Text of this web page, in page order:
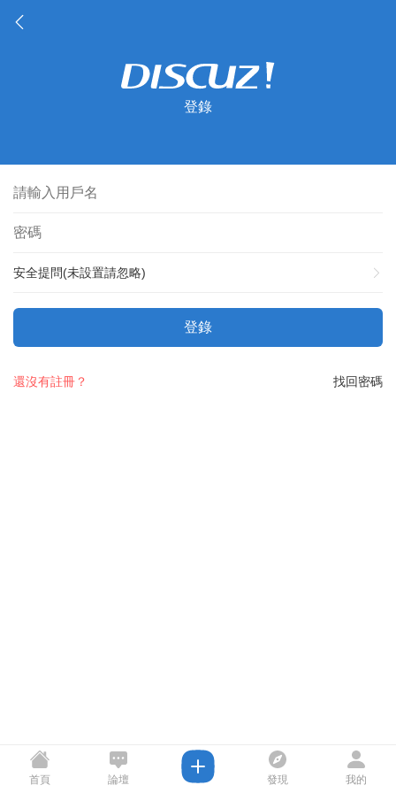
登錄
安全提問(未設置請忽略)
登錄
找回密碼
還沒有註冊？
首頁 論壇 發現 我的